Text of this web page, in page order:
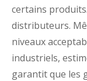
certains
distributeurs.
niveaux
industriels,
garantit que les